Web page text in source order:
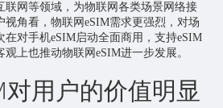
联网 等领域，为物联网各类场景网络接
视角看，物联网eSIM需求更强烈，对场
对手机eSIM启动全面商用，支持eSIM
上也推动物联网eSIM进一步发展。
用户的价值明显